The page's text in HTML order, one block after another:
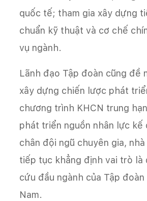
quốc tế; tham gia xây dựng
chuẩn kỹ thuật và cơ chế
vụ ngành.
Lãnh đạo Tập đoàn cũng đề
xây dựng chiến lược phát
chương trình KHCN trung
phát triển nguồn nhân lực kế
chân đội ngũ chuyên gia,
tiếp tục khẳng định vai trò là
cứu đầu ngành của Tập
Nam.